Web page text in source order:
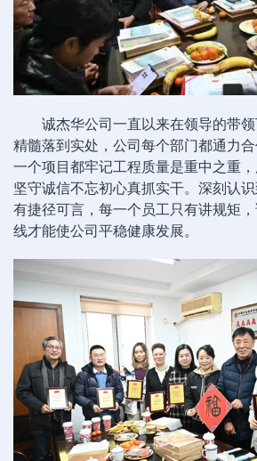
诚杰华公司一直以来在领导的带
精髓落到实处，公司每个部门都通力
一个项目都牢记工程质量是重中之重
坚守诚信不忘初心真抓实干。深刻认
有捷径可言，每一个员工只有讲规矩
线才能使公司平稳健康发展。